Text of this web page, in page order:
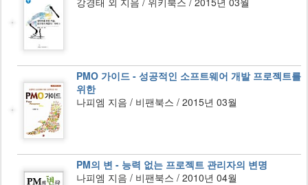
PMO 가이드 - 성공적인 소프트웨어 개발 프로젝트를
위한
나피엠 지음 / 비팬북스 / 2015년 03월
PM의 변 - 능력 없는 프로젝트 관리자의 변명
나피엠 지음 / 비팬북스 / 2010년 04월